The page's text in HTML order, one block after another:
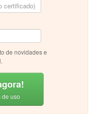
de novidades e
de uso